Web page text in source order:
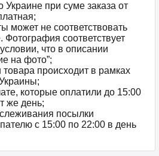
Украине при суме заказа от
может не соответствовать
Фотография соответствует
что в описании
на фото”;
происходит в рамках
которые оплатили до 15:00
же день;
посылки
с 15:00 по 22:00 в день